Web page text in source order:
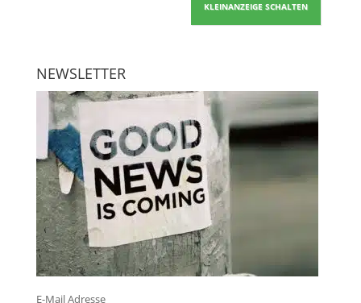
KLEINANZEIGE SCHALTEN
NEWSLETTER
E-Mail Adresse